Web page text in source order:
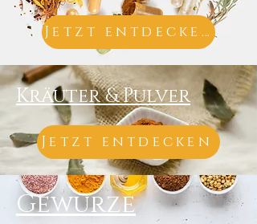
Jetzt entdecken
Kräuter & Pulver
Jetzt entdecken
Gewürze